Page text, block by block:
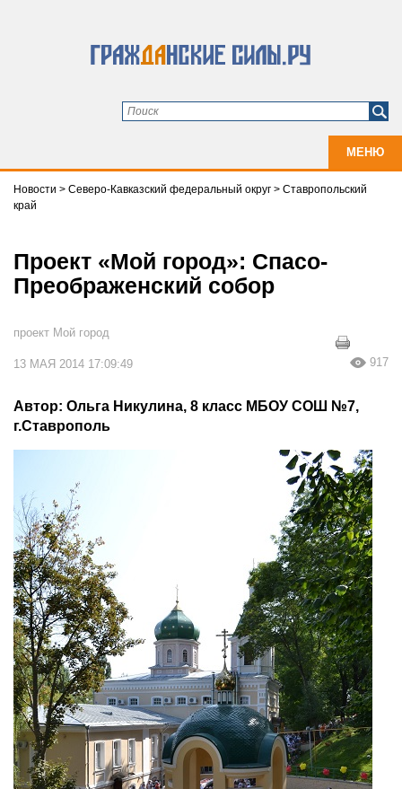
МЕНЮ
Новости > Северо-Кавказский федеральный округ > Ставропольский
край
Проект «Мой город»: Спасо-
Преображенский собор
проект Мой город
13 МАЯ 2014 17:09:49 917
Автор: Ольга Никулина, 8 класс МБОУ СОШ №7,
г.Ставрополь